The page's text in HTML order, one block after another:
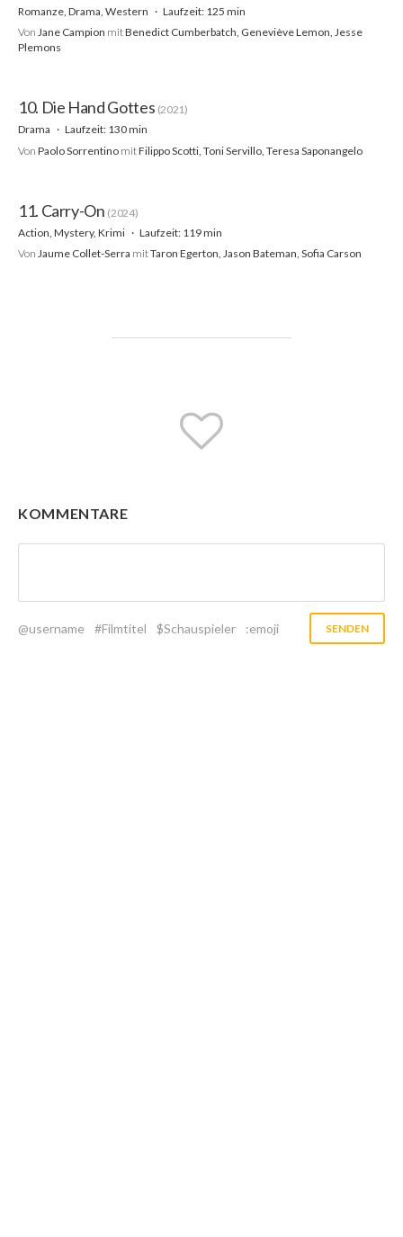
Romanze, Drama, Western
Laufzeit: 125 min
Von Jane Campion mitBenedict Cumberbatch, Geneviève Lemon, Jesse
Plemons
10. Die Hand Gottes (2021)
Drama
Laufzeit: 130 min
Von Paolo Sorrentino mitFilippo Scotti, Toni Servillo, Teresa Saponangelo
11. Carry-On (2024)
Action, Mystery, Krimi
Laufzeit: 119 min
Von Jaume Collet-Serra mitTaron Egerton, Jason Bateman, Sofia Carson
KOMMENTARE
@username #Filmtitel $Schauspieler :emoji